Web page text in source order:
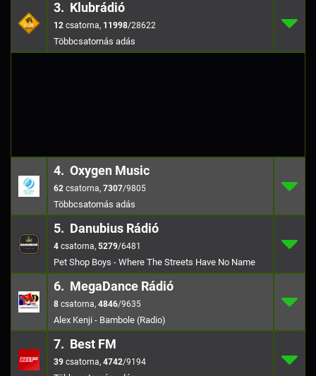
3.
3. Klubrádió
12 , 11998/28622
12
11998
4.
4. Oxygen Music
62 , 7307/9805
62
7307/9805
5.
5. Danubius Rádió
4 , 5279/6481
Pet Shop Boys - Where The Streets Have No Name
5279/6481
6.
6. MegaDance Rádió
8 , 4846/9635
Alex Kenji - Bambole (Radio)
4846/9635
7.
7. Best FM
39 , 4742/9194
39
4742/9194